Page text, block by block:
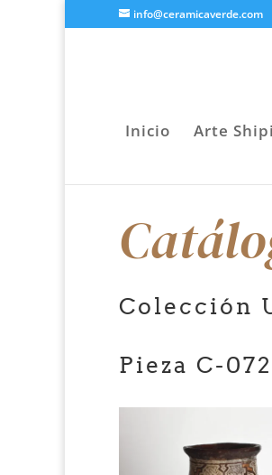
info@ceramicaverde.com
Inicio Arte
Colección
Pieza C-072